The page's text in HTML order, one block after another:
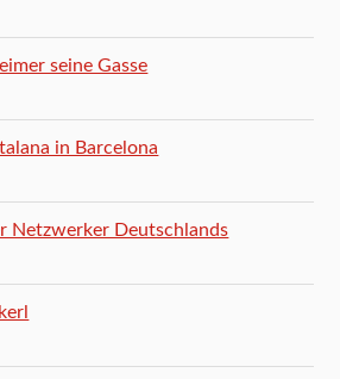
seine Gasse
in Barcelona
Netzwerker Deutschlands